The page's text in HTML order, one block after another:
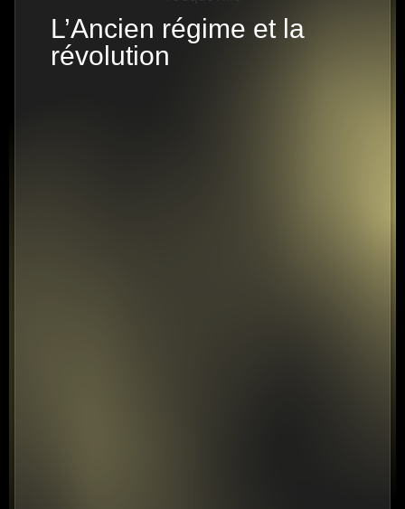
L’Ancien régime et la
révolution